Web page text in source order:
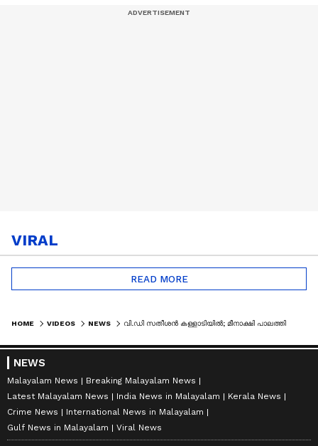
VIRAL
READ MORE
HOME VIDEOS NEWS
NEWS
Malayalam News
Breaking Malayalam News
Latest Malayalam News
India News in Malayalam
Kerala News
Crime News
International News in Malayalam
Gulf News in Malayalam
Viral News